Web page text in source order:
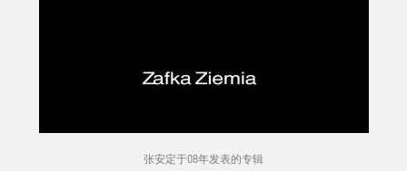
张安定于08年发表的专辑